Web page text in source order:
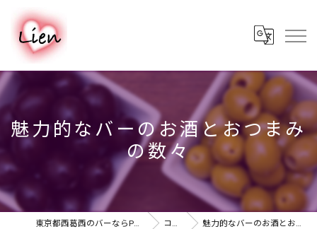
魅力的なバーのお酒とおつまみ
の数々
東京都西葛西のバーならPUB & BAR Lien コラム 魅力的なバーのお酒とおつまみの数々